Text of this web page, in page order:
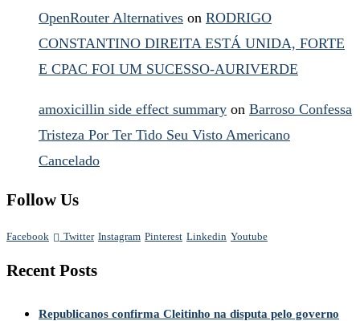
OpenRouter Alternatives on RODRIGO
CONSTANTINO DIREITA ESTÁ UNIDA, FORTE
E CPAC FOI UM SUCESSO-AURIVERDE
amoxicillin side effect summary on Barroso Confessa
Tristeza Por Ter Tido Seu Visto Americano
Cancelado
Follow Us
Facebook Twitter Instagram Pinterest Linkedin Youtube
Recent Posts
Republicanos confirma Cleitinho na disputa pelo governo